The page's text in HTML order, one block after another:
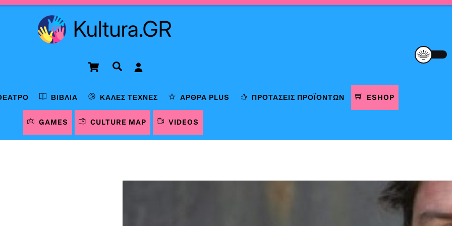
Cart Αναζήτηση
ΒΙΒΛΊΑ ΚΑΛΈΣ ΤΈΧΝΕΣ ΆΡΘΡΑ PLUS ΠΡΟΤΆΣΕΙΣ ΠΡΟΪΌΝΤΩΝ ESHOP
GAMES CULTURE MAP VIDEOS